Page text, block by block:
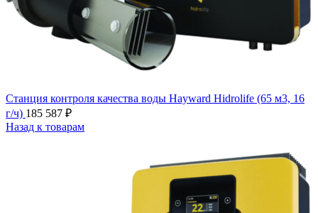
Станция контроля качества воды Hayward Hidrolife (65 м3, 16
г/ч) 185 587 ₽
Назад к товарам